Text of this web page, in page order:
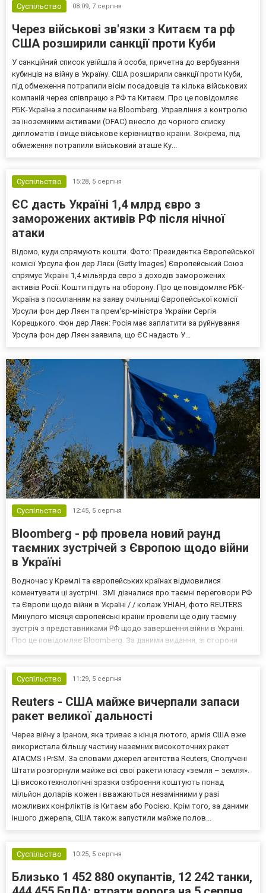
Суспільство 08:09, 7 серпня
Через військові зв'язки з Китаєм та рф
США розширили санкції проти Куби
У санкційний список увійшла й особа, причетна до вербування
кубинців на війну в Україну. США розширили санкції проти Куби,
під обмеження потрапили вісім посадовців та кілька військових
компаній через співпрацю з РФ та Китаєм. Про це повідомляє
РБК-Україна з посиланням на Bloomberg. Управління з контролю
за іноземними активами (OFAC) внесло до чорного списку
дипломатів і вище військове керівництво країни. Зокрема, під
обмеження потрапили військовий аташе Ку...
Суспільство 15:28, 5 серпня
ЄС дасть Україні 1,4 млрд євро з
заморожених активів РФ після нічної
атаки
Відомо, куди спрямують кошти. Фото: Президентка Європейської
комісії Урсула фон дер Ляєн (Getty Images) Європейський Союз
спрямує Україні 1,4 мільярда євро з доходів заморожених
активів Росії. Кошти підуть на оборону. Про це повідомляє РБК-
Україна з посиланням на заяву очільниці Європейської комісії
Урсули фон дер Ляєн та прем'єр-міністра України Сергія
Корецького. Фон дер Ляєн: Росія має заплатити за руйнування
Урсула фон дер Ляєн заявила, що ЄС надасть У...
Суспільство 12:45, 5 серпня
Bloomberg - рф провела новий раунд
таємних зустрічей з Європою щодо війни
в Україні
Водночас у Кремлі та європейських країнах відмовилися
коментувати ці зустрічі. ЗМІ дізналися про таємні переговори РФ
та Європи щодо війни в Україні / / колаж УНІАН, фото REUTERS
Минулого місяця європейські країни провели ще одну таємну
зустріч з представниками РФ щодо завершення війни в Україні.
Про це повідомляє Bloomberg. За даними видання, зі сторони
Суспільство
11:29, 5 серпня
Reuters - США майже вичерпали запаси
ракет великої дальності
Через війну з Іраном, яка триває з кінця лютого, армія США вже
використала більшу частину наземних високоточних ракет
ATACMS і PrSM. За словами джерел агентства Reuters, Сполучені
Штати розгорнули майже всі свої ракети класу «земля – земля».
Ці високотехнологічні зразки озброєння коштують понад
мільйон доларів кожен і вважаються незамінними у разі
можливих конфліктів із Китаєм або Росією. Крім того, за даними
іншого джерела, США також запустили майже полов...
Суспільство 10:25, 5 серпня
Близько 1 452 880 окупантів, 12 242 танки,